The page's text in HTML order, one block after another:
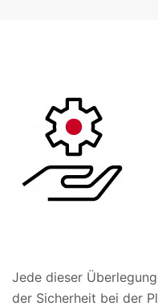
Jede dieser
der Sicherheit bei der